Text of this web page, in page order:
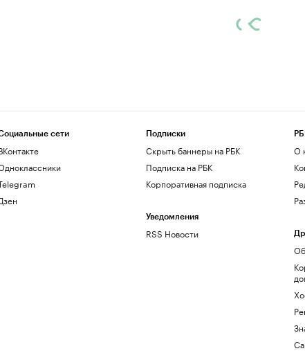
сети Подписки
Скрыть баннеры на РБК
Подписка на РБК
Корпоративная подписка
Уведомления
RSS Новости
О